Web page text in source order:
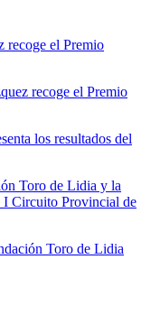
recoge el Premio
recoge el Premio
los resultados del
Toro de Lidia y la
I Circuito Provincial de
Toro de Lidia